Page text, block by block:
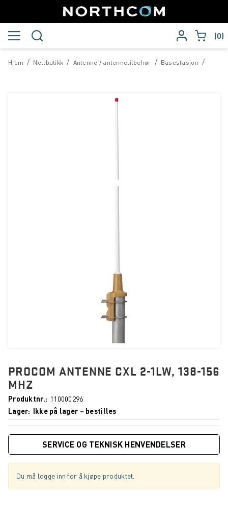
0
/
Hjem /
Nettbutikk /
Antenne / antennetilbehør /
Basestasjon
PROCOM ANTENNE CXL 2-1LW, 138-156
MHZ
Produktnr.
110000296
Lager
Ikke på lager – bestilles
SERVICE OG TEKNISK HENVENDELSER
Du må logge inn for å kjøpe produktet.